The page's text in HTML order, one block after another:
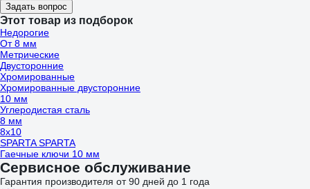
Задать вопрос
Этот товар из подборок
Недорогие
От 8 мм
Метрические
Двусторонние
Хромированные
Хромированные двусторонние
10 мм
Углеродистая сталь
8 мм
8х10
SPARTA SPARTA
Гаечные ключи 10 мм
Сервисное обслуживание
Гарантия производителя от 90 дней до 1 года